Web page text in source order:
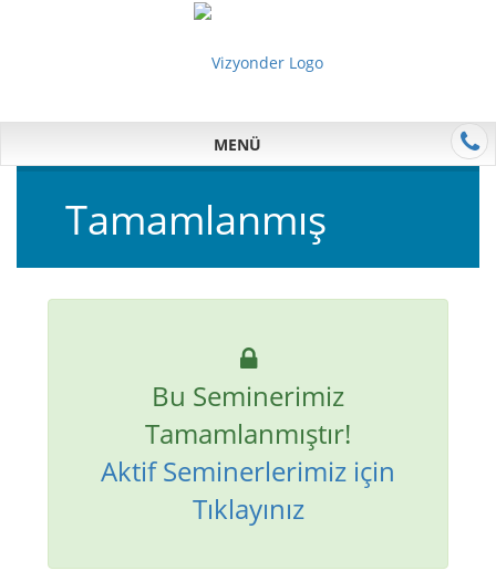
MENÜ
Tamamlanmış
Bu Seminerimiz
Tamamlanmıştır!
Aktif Seminerlerimiz için
Tıklayınız